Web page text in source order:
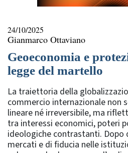
24/10/2025
Gianmarco Ottaviano
Geoeconomia e
legge del martello
La traiettoria della
commercio internazionale non
lineare né irreversibile, ma
tra interessi economici, poteri
ideologiche contrastanti. Dopo
mercati e di fiducia nelle